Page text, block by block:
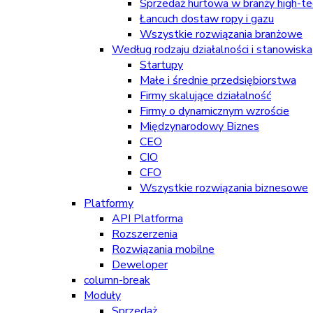
Sprzedaż hurtowa w branży high-
Łancuch dostaw ropy i gazu
Wszystkie rozwiązania branżowe
Według rodzaju działalności i stanowiska
Startupy
Małe i średnie przedsiębiorstwa
Firmy skalujące działalność
Firmy o dynamicznym wzroście
Międzynarodowy Biznes
CEO
CIO
CFO
Wszystkie rozwiązania biznesowe
Platformy
API Platforma
Rozszerzenia
Rozwiązania mobilne
Deweloper
column-break
Moduły